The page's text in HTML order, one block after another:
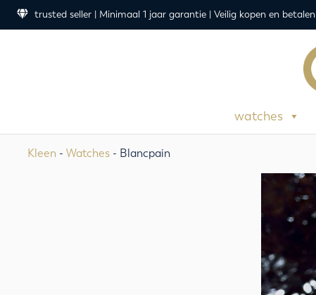
trusted seller | Minimaal 1 jaar garantie | Veilig kopen en betalen
watches
Kleen - Watches - Blancpain